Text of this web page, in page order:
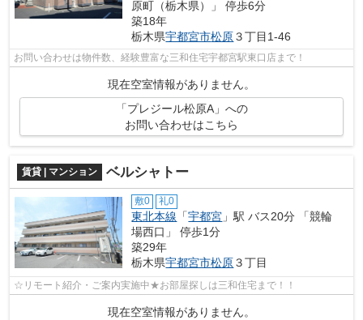
原町（栃木県）」 停歩6分
築18年
栃木県宇都宮市松原３丁目1-46
お問い合わせは物件数、経験豊富な三和住宅宇都宮駅東口店まで！
現在空室情報がありません。
「プレジール松原A」への
お問い合わせはこちら
賃貸 | マンション ベルシャトー
敷0 礼0
東北本線 「宇都宮 」駅 バス20分 「競輪
場西口」 停歩1分
築29年
栃木県宇都宮市松原３丁目
☆リモート紹介・ご案内実施中★お部屋探しは三和住宅まで！！
現在空室情報がありません。